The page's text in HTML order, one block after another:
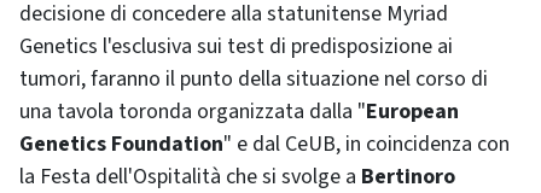
decisione di concedere alla statunitense Myriad
Genetics l'esclusiva sui test di predisposizione ai
tumori, faranno il punto della situazione nel corso di
una tavola toronda organizzata dalla "European
Genetics Foundation" e dal CeUB, in coincidenza con
la Festa dell'Ospitalità che si svolge a Bertinoro